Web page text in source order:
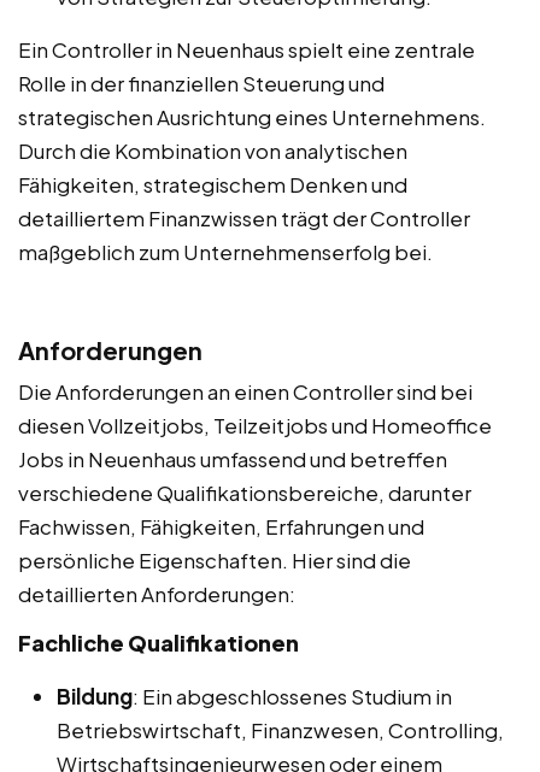
Ein Controller in Neuenhaus spielt eine zentrale
Rolle in der finanziellen Steuerung und
strategischen Ausrichtung eines Unternehmens.
Durch die Kombination von analytischen
Fähigkeiten, strategischem Denken und
detailliertem Finanzwissen trägt der Controller
maßgeblich zum Unternehmenserfolg bei.
Anforderungen
Die Anforderungen an einen Controller sind bei
diesen Vollzeitjobs, Teilzeitjobs und Homeoffice
Jobs in Neuenhaus umfassend und betreffen
verschiedene Qualifikationsbereiche, darunter
Fachwissen, Fähigkeiten, Erfahrungen und
persönliche Eigenschaften. Hier sind die
detaillierten Anforderungen:
Fachliche Qualifikationen
Bildung: Ein abgeschlossenes Studium in
Betriebswirtschaft, Finanzwesen, Controlling,
Wirtschaftsingenieurwesen oder einem